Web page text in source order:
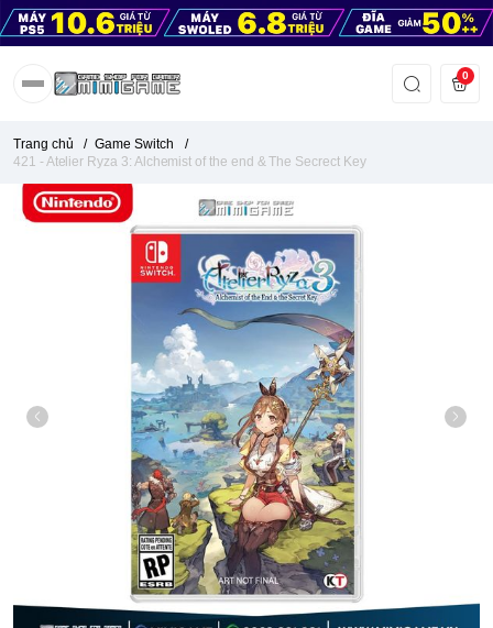
0
Trang chủ / Game Switch
/
421 - Atelier Ryza 3: Alchemist of the end & The Secrect Key